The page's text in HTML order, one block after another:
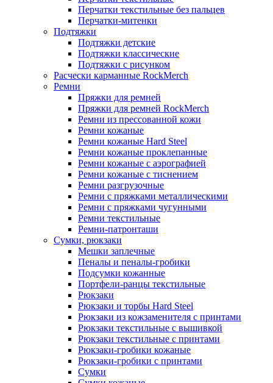
Перчатки текстильные без пальцев
Перчатки-митенки
Подтяжки
Подтяжки детские
Подтяжки классические
Подтяжки с рисунком
Расчески карманные RockMerch
Ремни
Пряжки для ремней
Пряжки для ремней RockMerch
Ремни из прессованной кожи
Ремни кожаные
Ремни кожаные Hard Steel
Ремни кожаные проклепанные
Ремни кожаные с аэрографией
Ремни кожаные с тиснением
Ремни разгрузочные
Ремни с пряжками металлическими
Ремни с пряжками чугунными
Ремни текстильные
Ремни-патронташи
Сумки, рюкзаки
Мешки заплечные
Пеналы и пеналы-гробики
Подсумки кожанные
Портфели-ранцы текстильные
Рюкзаки
Рюкзаки и торбы Hard Steel
Рюкзаки из кожзаменителя с принтами
Рюкзаки текстильные с вышивкой
Рюкзаки текстильные с принтами
Рюкзаки-гробики кожаные
Рюкзаки-гробики с принтами
Сумки